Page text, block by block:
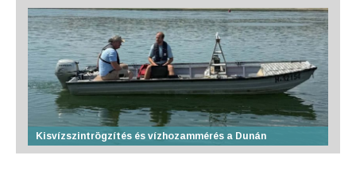
Kisvízszintrögzítés és vízhozammérés a Dunán